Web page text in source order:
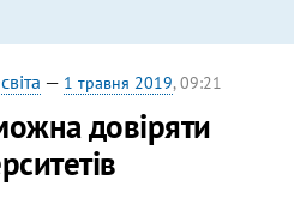
— 1 травня 2019, 09:21
довіряти